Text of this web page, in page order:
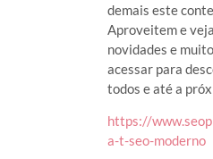
demais este
Aproveitem e
novidades e
acessar para
todos e até a
https://
a-t-seo-moderno